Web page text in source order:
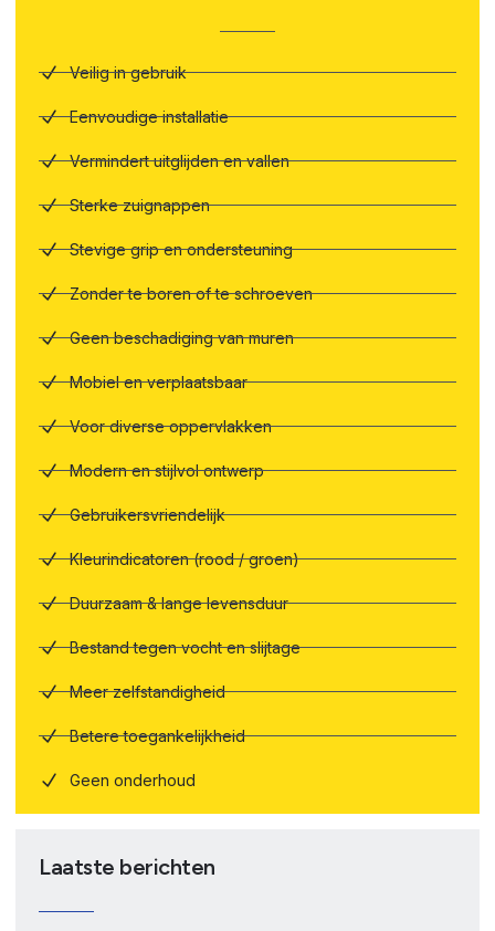
Veilig in gebruik
Eenvoudige installatie
Vermindert uitglijden en vallen
Sterke zuignappen
Stevige grip en ondersteuning
Zonder te boren of te schroeven
Geen beschadiging van muren
Mobiel en verplaatsbaar
Voor diverse oppervlakken
Modern en stijlvol ontwerp
Gebruikersvriendelijk
Kleurindicatoren (rood / groen)
Duurzaam & lange levensduur
Bestand tegen vocht en slijtage
Meer zelfstandigheid
Betere toegankelijkheid
Geen onderhoud
Laatste berichten